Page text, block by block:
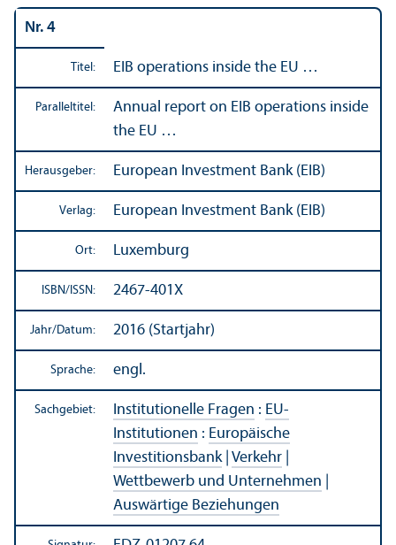
Nr. 4
Titel: EIB operations inside the EU …
Paralleltitel:
Annual report on EIB operations inside
the EU …
Herausgeber: European Investment Bank (EIB)
Verlag: European Investment Bank (EIB)
Ort: Luxemburg
ISBN/ ISSN: 2467-401X
Jahr/Datum: 2016 (Startjahr)
Sprache: engl.
Sachgebiet: Institutionelle Fragen : EU-
Institutionen : Europäische
Investitions­bank| Verkehr
Wettbewerb und Unter­nehmen
Auswärtige Beziehungen